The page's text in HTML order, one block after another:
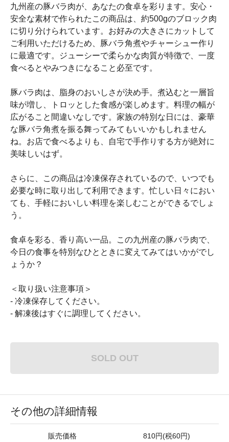
九州産の豚バラ肉が、あなたの食卓を彩ります。安心・
安全な素材で作られたこの商品は、約500gのブロック肉
に切り分けられています。お好みの大きさにカットして
ご利用いただけるため、豚バラ角煮やチャーシュー作り
に最適です。ジューシーで柔らかな肉質が特徴で、一度
食べるとやみつきになること必至です。
豚バラ肉は、脂身のおいしさが決め手。煮込むと一層旨
味が増し、トロッとした食感が楽しめます。料理の幅が
広がること間違いなしです。家族の特別な日には、豪華
な豚バラ角煮を振る舞ってみてもいいかもしれません
ね。お店で食べるよりも、自宅で手作りする方が絶対に
美味しいはず。
さらに、この商品は冷凍保存されているので、いつでも
必要な時に取り出して利用できます。忙しい日々におい
ても、手軽においしい料理を楽しむことができるでしょ
う。
食卓を彩る、香り高い一品。この九州産の豚バラ肉で、
今日の食事を特別なひとときに変えてみてはいかがでし
ょうか？
＜取り扱い注意事項＞
- 冷凍保存してください。
- 解凍後はすぐに調理してください。
SOLD OUT
その他の詳細情報
販売価格 810円(税60円)